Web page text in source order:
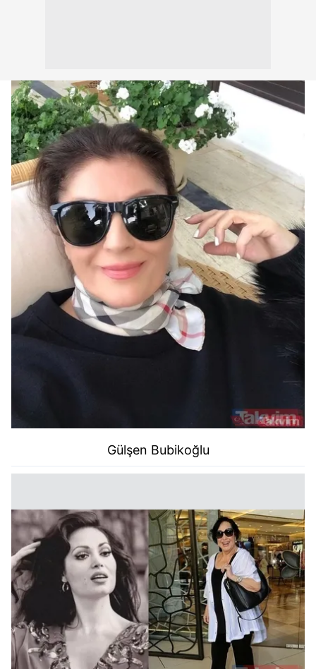
reklam/pazarlama faaliyetlerinin yapılması, amaçlarıyla
sınırlı olarak açık rızanız dahilinde kullanılacaktır.
Çerezlere ilişkin tercihlerinizi aşağıda yer alan panel
vasıtasıyla belirleyebilirsiniz. Çerezlere ilişkin detaylı bilgi
için Ayarlar butonuna tıklayabilir, Çerez Bilgilendirme
Metnimizi ziyaret edebilirsiniz.
6698 sayılı Kişisel Verilerin Korunması Kanunu uyarınca
hazırlanmış Aydınlatma Metnimizi okumak ve sitemizde
ilgili mevzuata uygun olarak kullanılan çerezlerle ilgili bilgi
almak için lütfentıklayınız
Gülşen Bubikoğlu